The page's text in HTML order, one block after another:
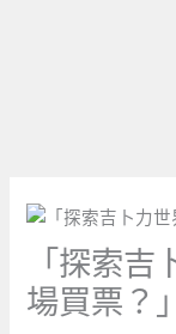
「探索
場買票？」